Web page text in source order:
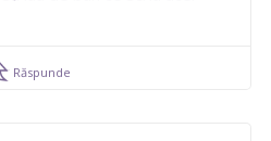
Răspunde